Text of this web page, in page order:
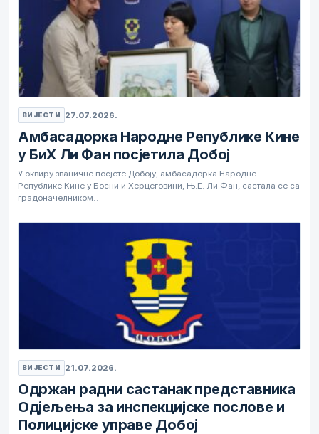
ВИЈЕСТИ 27.07.2026.
Амбасадорка Народне Републике Кине
у БиХ Ли Фан посјетила Добој
У оквиру званичне посјете Добоју, амбасадорка Народне
Републике Кине у Босни и Херцеговини, Њ.Е. Ли Фан, састала се са
градоначелником…
ВИЈЕСТИ 21.07.2026.
Одржан радни састанак представника
Одјељења за инспекцијске послове и
Полицијске управе Добој